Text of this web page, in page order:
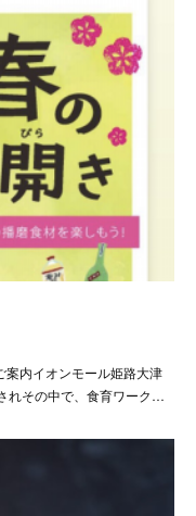
内イオンモール姫路大津
その中で、食育ワーク…